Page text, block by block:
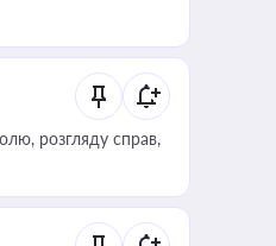
розгляду справ,